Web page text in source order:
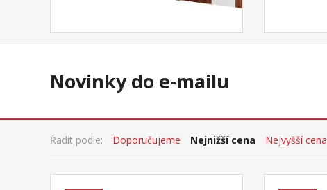
Novinky do e-mailu
Řadit podle: Doporučujeme Nejnižší cena Nejvyšší cena